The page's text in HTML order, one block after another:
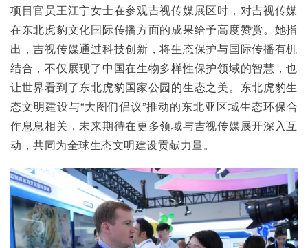
项目官员王江宁女士在参观吉视传媒展区时，对吉视传媒
在东北虎豹文化国际传播方面的成果给予高度赞赏。她指
出，吉视传媒通过科技创新，将生态保护与国际传播有机
结合，不仅展现了中国在生物多样性保护领域的智慧，也
让世界看到了东北虎豹国家公园的生态之美。东北虎豹生
态文明建设与“大图们倡议”推动的东北亚区域生态环保合
作息息相关，未来期待在更多领域与吉视传媒展开深入互
动，共同为全球生态文明建设贡献力量。